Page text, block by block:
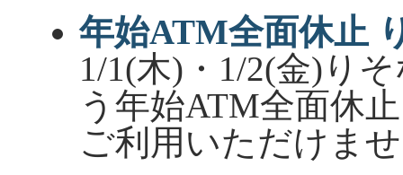
年始ATM全面休止
1/1(木)・1/2(金)り
う年始ATM全面休
ご利用いただけま